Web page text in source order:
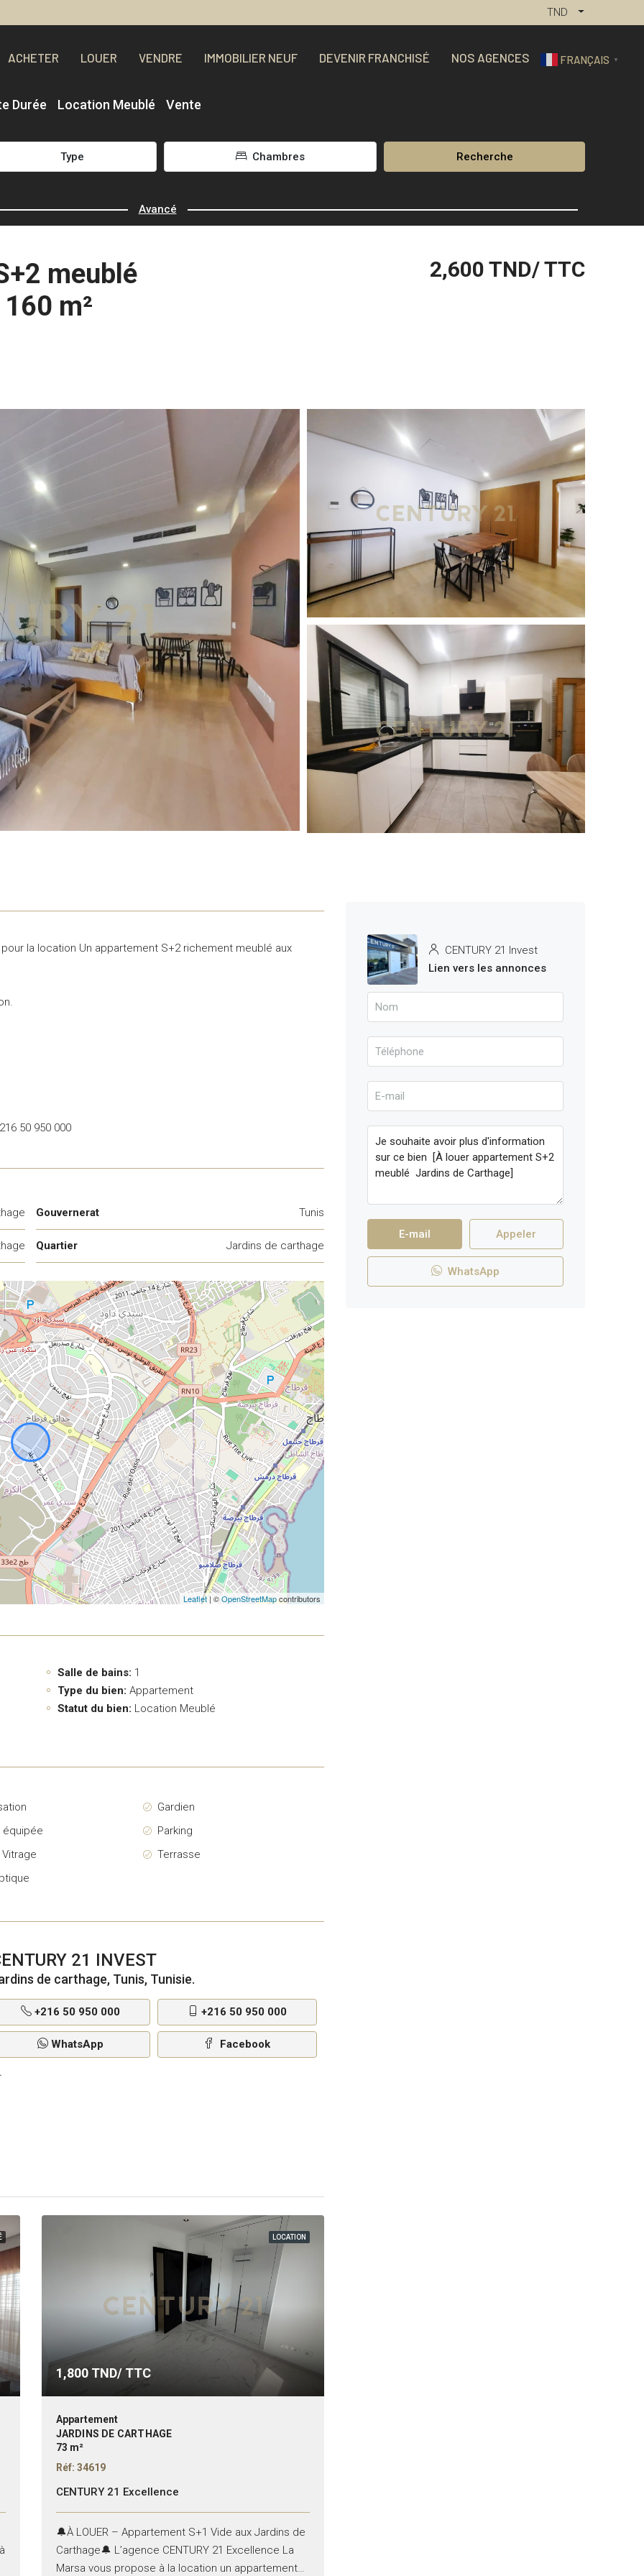
TND
ACHETER LOUER VENDRE IMMOBILIER NEUF DEVENIR FRANCHISÉ NOS AGENCES FRANÇAIS ▼
Durée Location Meublé Vente
Type Chambres Recherche
Avancé
meublé
m²
2,600 TND/ TTC
3 More
la location Un appartement S+2 richement meublé aux
50 950 000
Gouvernerat Tunis
Quartier Jardins de carthage
Leaflet| ©OpenStreetMapcontributors
Salle de bains: 1
Type du bien: Appartement
Statut du bien: Location Meublé
équipée
Gardien
Parking
Terrasse
21 INVEST
de carthage, Tunis, Tunisie.
+216 50 950 000 +216 50 950 000
WhatsApp Facebook
LOCATION
1,800TND/ TTC
Appartement
JARDINS DE CARTHAGE
73 m²
Réf: 34619
CENTURY 21 Excellence
🔔À LOUER – Appartement S+1 Vide aux Jardins de
Carthage🔔 L’agence CENTURY 21 Excellence La
Marsa vous propose à la location un appartement
CENTURY 21 Invest
Lien vers les annonces
E-mail Appeler
WhatsApp